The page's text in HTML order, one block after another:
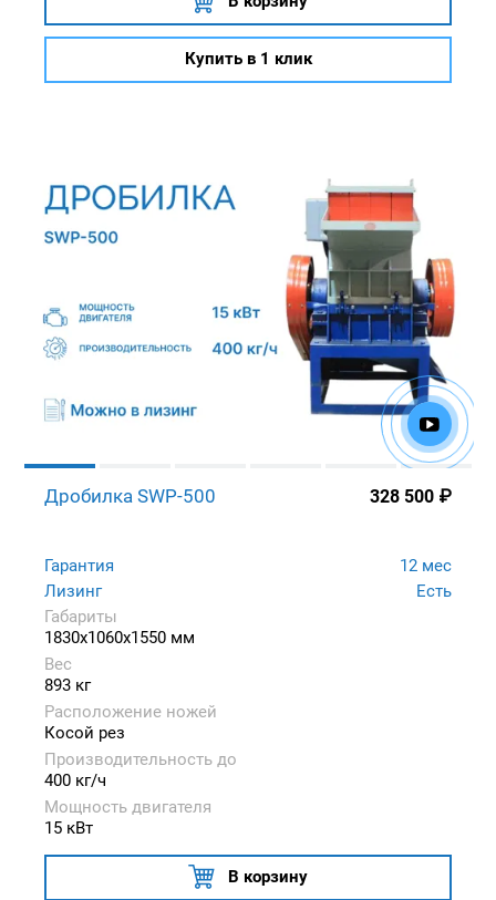
Купить в 1 клик
Дробилка SWP-500 328 500 ₽
Гарантия
12 мес
Лизинг
Есть
Габариты
1830x1060x1550 мм
Вес
893 кг
Расположение ножей
Косой рез
Производительность до
400 кг/ч
Мощность двигателя
15 кВт
В корзину